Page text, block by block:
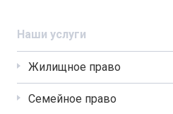
Наши услуги
Жилищное право
Семейное право